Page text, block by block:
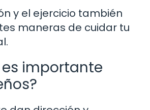
y el ejercicio también
maneras de cuidar tu
es importante